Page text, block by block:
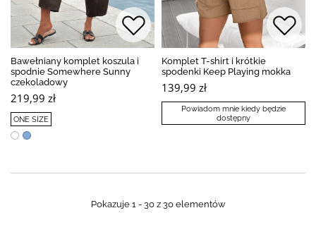
Bawełniany komplet koszula i
spodnie Somewhere Sunny
czekoladowy
219,99 zł
ONE SIZE
Komplet T-shirt i krótkie
spodenki Keep Playing mokka
139,99 zł
Powiadom mnie kiedy będzie
dostępny
Pokazuje 1 - 30 z 30 elementów